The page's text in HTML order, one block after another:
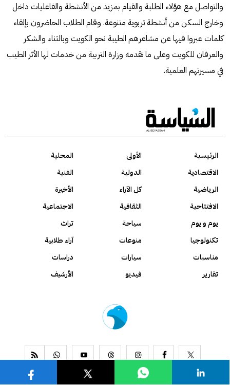
والتواصل مع هؤلاء الطلبة والقيام بمزيد من الأنشطة والفاعليات داخل
وخارج السكن من أنشطة تربوية متنوعة. وقام الطلاب الحاضرون بإلقاء
كلمات عبروا فيها عن مشاعرهم الطيبة نحو الكويت وبالثناء والشكر
والعرفان للكويت وعلى ما تقدمه وزارة التربية من خدمات لها الأثر الطيب
في مسيرتهم العلمية.
الرئيسية الأولى
المحلية
الاقتصادية
الدولية
الفنية
الرياضية
كل الآراء
الأخيرة
الافتتاحية
الثقافية
الاجتماعية
يوم و يوم
سياحة
تراث
تكنولوجيا
منوعات
آراء طلابية
مناسبات
سيارات
دراسات
تقارير
فيديو الأرشيف